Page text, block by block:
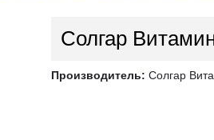
Солгар
Производитель: Солгар